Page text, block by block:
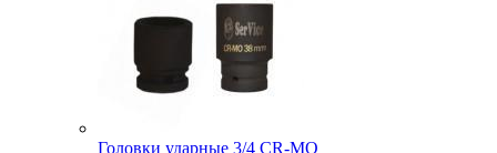
Головки ударные 3/4 CR-MO